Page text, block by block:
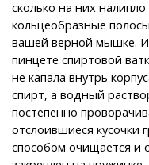
сколько на них
кольцеобразные
вашей верной мышке.
пинцете спиртовой
не капала внутрь
спирт, а водный
постепенно
отслоившиеся кусочки
способом очищается и